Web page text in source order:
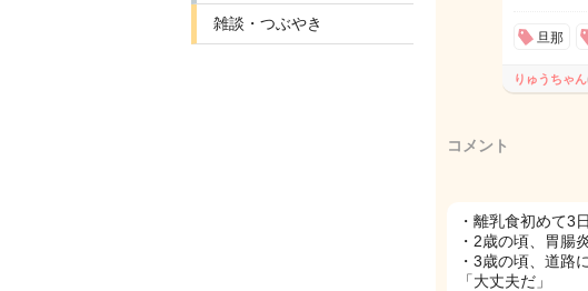
雑談・つぶやき
旦那
りゅうちゃん
コメント
・離乳食初めて3
・2歳の頃、胃腸
・3歳の頃、道路
「大丈夫だ」